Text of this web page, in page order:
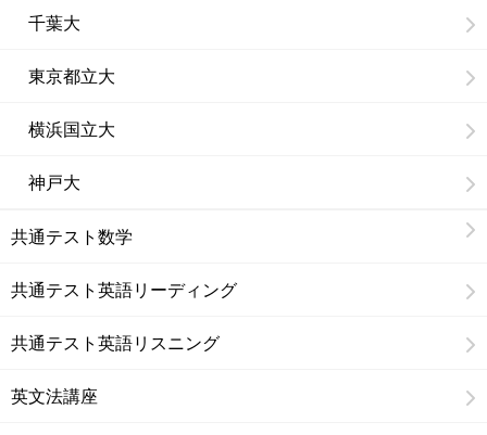
千葉大
東京都立大
横浜国立大
神戸大
共通テスト数学
共通テスト英語リーディング
共通テスト英語リスニング
英文法講座